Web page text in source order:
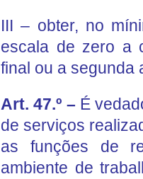
III – obter, no
escala de zero a
final ou a segunda
Art. 47.º – É
de serviços
as funções de
ambiente de